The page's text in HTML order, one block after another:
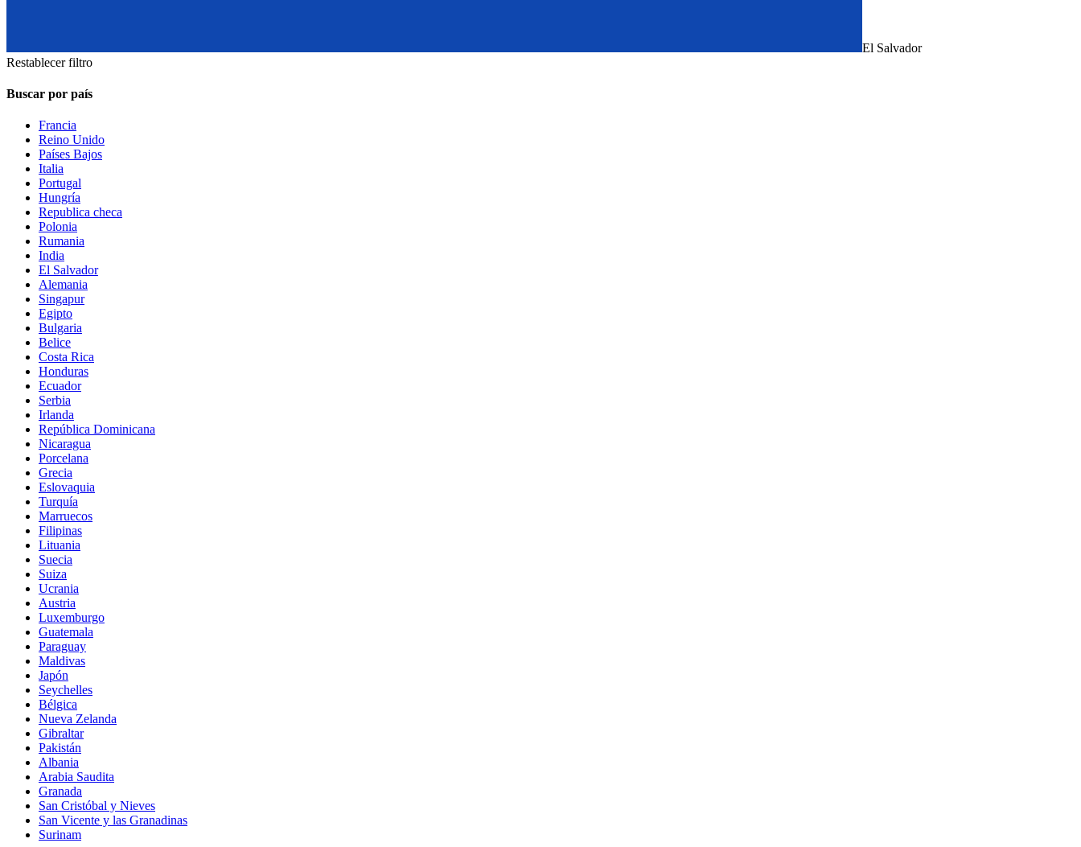
El Salvador
Restablecer filtro
Buscar por país
Francia
Reino Unido
Países Bajos
Italia
Portugal
Hungría
Republica checa
Polonia
Rumania
India
El Salvador
Alemania
Singapur
Egipto
Bulgaria
Belice
Costa Rica
Honduras
Ecuador
Serbia
Irlanda
República Dominicana
Nicaragua
Porcelana
Grecia
Eslovaquia
Turquía
Marruecos
Filipinas
Lituania
Suecia
Suiza
Ucrania
Austria
Luxemburgo
Guatemala
Paraguay
Maldivas
Japón
Seychelles
Bélgica
Nueva Zelanda
Gibraltar
Pakistán
Albania
Arabia Saudita
Granada
San Cristóbal y Nieves
San Vicente y las Granadinas
Surinam